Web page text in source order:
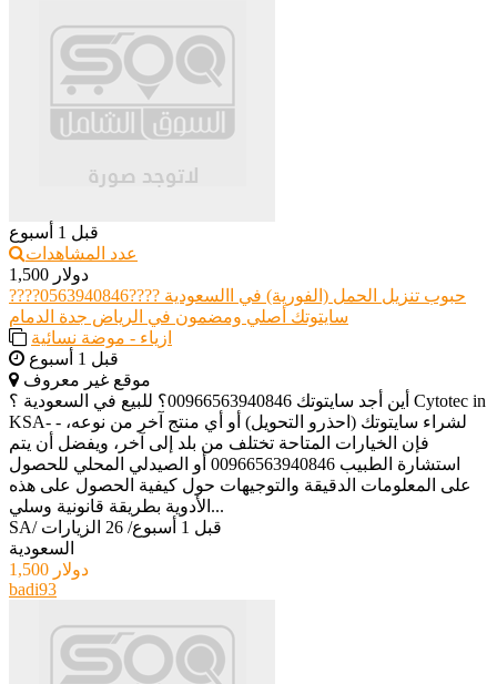
قبل 1 أسبوع
عدد المشاهدات
1,500 دولار
حبوب تنزيل الحمل (الفورية) في االسعودية ????0563940846????
سايتوتك أصلي ومضمون في الرياض جدة الدمام
ازياء - موضة نسائية
قبل 1 أسبوع
موقع غير معروف
أين أجد سايتوتك 00966563940846؟ للبيع في السعودية ؟ Cytotec in
KSA- - لشراء سايتوتك (احذرو التحويل) أو أي منتج آخر من نوعه،
فإن الخيارات المتاحة تختلف من بلد إلى آخر، ويفضل أن يتم
استشارة الطبيب 00966563940846 أو الصيدلي المحلي للحصول
على المعلومات الدقيقة والتوجيهات حول كيفية الحصول على هذه
الأدوية بطريقة قانونية وسلي...
SA/ قبل 1 أسبوع / 26 الزيارات
السعودية
1,500 دولار
badi93